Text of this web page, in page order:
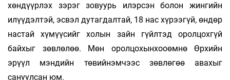
хөндүүрлэх зэрэг зовуурь илэрсэн болон жингийн
илүүдэлтэй, эсвэл дутагдалтай, 18 нас хүрээгүй, өндөр
настай хүмүүсийг холын зайн гүйлтэд оролцохгүй
байхыг зөвлөлөө. Мөн оролцохынхооөмнө Өрхийн
эрүүл мэндийн төвийнэмчээс зөвлөгөө авахыг
сануулсан юм.